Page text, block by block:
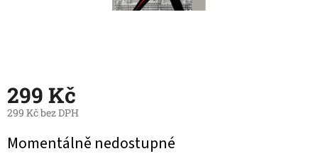
299 Kč
299 Kč bez DPH
cena:
Momentálně nedostupné